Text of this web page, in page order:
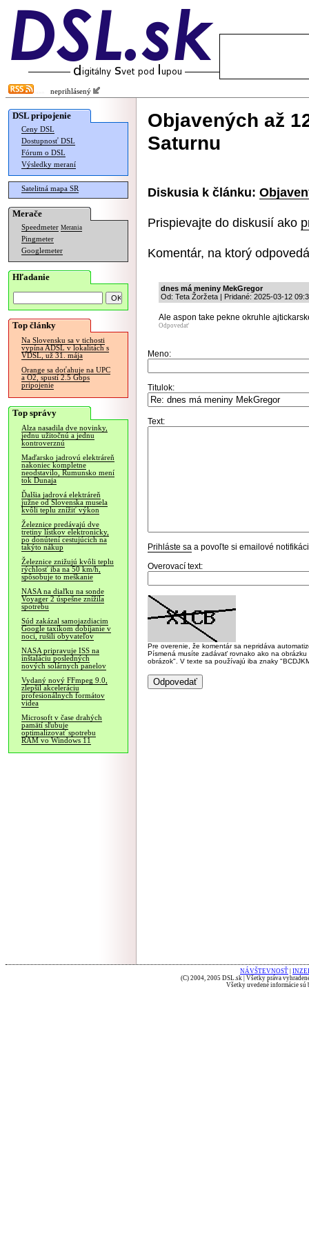
neprihlásený
DSL pripojenie
Ceny DSL
Dostupnosť DSL
Fórum o DSL
Výsledky meraní
Satelitná mapa SR
Merače
Speedmeter Merania
Pingmeter
Googlemeter
Hľadanie
Top články
Na Slovensku sa v tichosti
vypína ADSL v lokalitách s
VDSL, už 31. mája
Orange sa doťahuje na UPC
a O2, spustí 2.5 Gbps
pripojenie
Top správy
Alza nasadila dve novinky,
jednu užitočnú a jednu
kontroverznú
Maďarsko jadrovú elektráreň
nakoniec kompletne
neodstavilo, Rumunsko mení
tok Dunaja
Ďalšia jadrová elektráreň
južne od Slovenska musela
kvôli teplu znížiť výkon
Železnice predávajú dve
tretiny lístkov elektronicky,
po donútení cestujúcich na
takýto nákup
Železnice znižujú kvôli teplu
rýchlosť iba na 50 km/h,
spôsobuje to meškanie
NASA na diaľku na sonde
Voyager 2 úspešne znížila
spotrebu
Súd zakázal samojazdiacim
Google taxíkom dobíjanie v
noci, rušili obyvateľov
NASA pripravuje ISS na
inštaláciu posledných
nových solárnych panelov
Vydaný nový FFmpeg 9.0,
zlepšil akceleráciu
profesionálnych formátov
videa
Microsoft v čase drahých
pamätí sľubuje
optimalizovať spotrebu
RAM vo Windows 11
Objavených až
Saturnu
Diskusia k článku:
Prispievajte do diskusií ako
Komentár, na ktorý
dnes má meniny MekGregor
Od: Teta Žoržeta | Pridané: 2025-03-12
Ale aspon take pekne okruhle
Odpovedať
Meno:
Titulok:
Text:
Prihláste sa a povoľte si emailové
Overovací text:
Pre overenie, že komentár sa nepridáva
Písmená musíte zadávať rovnako ako na
obrázok". V texte sa používajú iba znaky
NÁVŠTEVNOSŤ
(C) 2004, 2005 DSL.sk | Všetky práva
Všetky uvedené informácie sú